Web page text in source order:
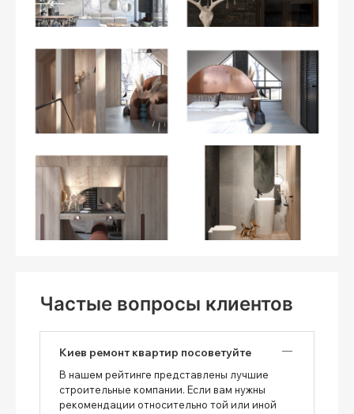
Частые вопросы клиентов
Киев ремонт квартир посоветуйте
В нашем рейтинге представлены лучшие
строительные компании. Если вам нужны
рекомендации относительно той или иной